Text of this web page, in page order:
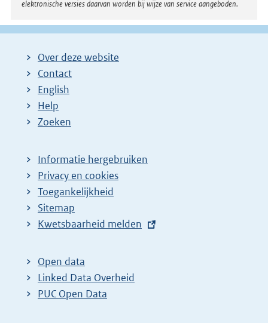
elektronische versies daarvan worden bij wijze van service aangeboden.
Over deze website
Contact
English
Help
Zoeken
Informatie hergebruiken
Privacy en cookies
Toegankelijkheid
Sitemap
E
t
e
r
Kwetsbaarheid melden
Open data
Linked Data Overheid
PUC Open Data